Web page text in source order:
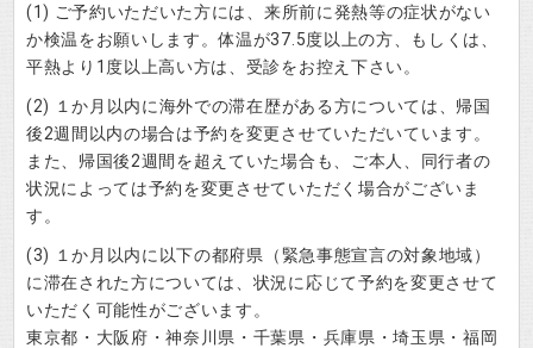
(1) ご予約いただいた方には、来所前に発熱等の症状がない
か検温をお願いします。体温が37.5度以上の方、もしくは、
平熱より1度以上高い方は、受診をお控え下さい。
(2) １か月以内に海外での滞在歴がある方については、帰国
後2週間以内の場合は予約を変更させていただいています。
また、帰国後2週間を超えていた場合も、ご本人、同行者の
状況によっては予約を変更させていただく場合がございま
す。
(3) １か月以内に以下の都府県（緊急事態宣言の対象地域）
に滞在された方については、状況に応じて予約を変更させて
いただく可能性がございます。
東京都・大阪府・神奈川県・千葉県・兵庫県・埼玉県・福岡